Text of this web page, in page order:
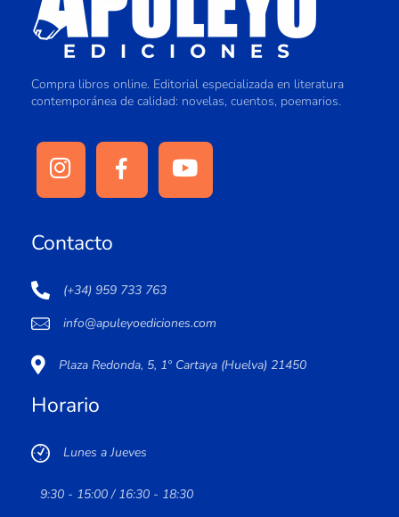
Compra libros online. Editorial especializada en literatura
contemporánea de calidad: novelas, cuentos, poemarios.
Contacto
(+34) 959 733 763
info@apuleyoediciones.com
Plaza Redonda, 5, 1º Cartaya (Huelva) 21450
Horario
Lunes a Jueves
9:30 - 15:00 / 16:30 - 18:30